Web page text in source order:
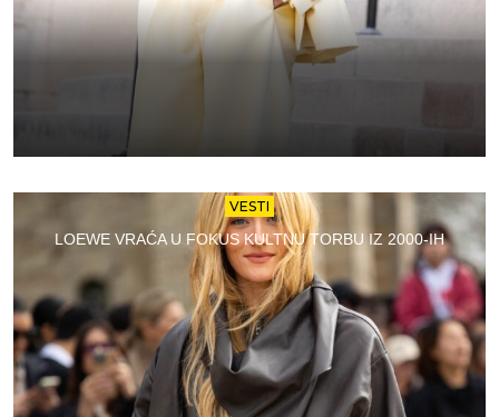
VESTI
LOEWE VRAĆA U FOKUS KULTNU TORBU IZ 2000-IH